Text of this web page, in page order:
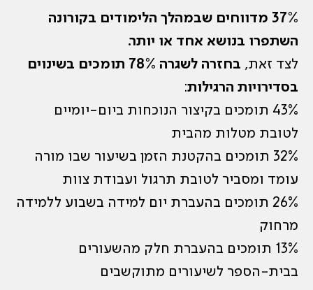
37% מדווחים שבמהלך הלימודים בקורונה
השתפרו בנושא אחד או יותר.
לצד זאת,
בחזרה לשגרה 78% תומכים בשינוים
בסדירויות הרגילות:
43% תומכים בקיצור הנוכחות ביום-יומיים
לטובת מטלות מהבית
32% תומכים בהקטנת הזמן בשיעור שבו מורה
עומד ומסביר לטובת תרגול ועבודת צוות
26% תומכים בהעברת יום למידה בשבוע ללמידה
מרחוק
13% תומכים בהעברת חלק מהשעורים
בבית-הספר לשיעורים מתוקשבים